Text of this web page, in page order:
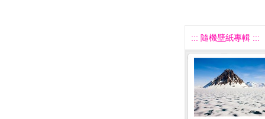
::: 隨機壁紙專輯 :::